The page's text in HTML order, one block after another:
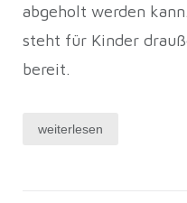
abgeholt werden
steht für Kinder
bereit.
weiterlesen